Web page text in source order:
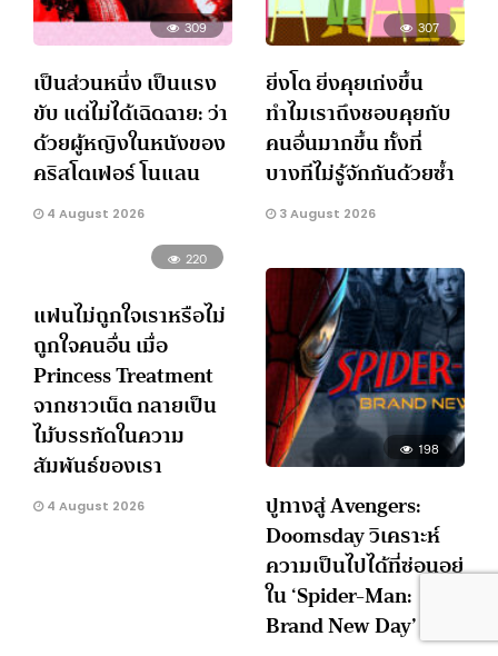
309
เป็นส่วนหนึ่ง เป็นแรง
ขับ แต่ไม่ได้เฉิดฉาย: ว่า
ด้วยผู้หญิงในหนังของ
คริสโตเฟอร์ โนแลน
4 August 2026
307
ยิ่งโต ยิ่งคุยเก่งขึ้น
ทำไมเราถึงชอบคุยกับ
คนอื่นมากขึ้น ทั้งที่
บางทีไม่รู้จักกันด้วยซ้ำ
3 August 2026
220
แฟนไม่ถูกใจเราหรือไม่
ถูกใจคนอื่น เมื่อ
Princess Treatment
จากชาวเน็ต กลายเป็น
ไม้บรรทัดในความ
สัมพันธ์ของเรา
4 August 2026
198
ปูทางสู่ Avengers:
Doomsday วิเคราะห์
ความเป็นไปได้ที่ซ่อนอยู่
ใน ‘Spider-Man:
Brand New Day’